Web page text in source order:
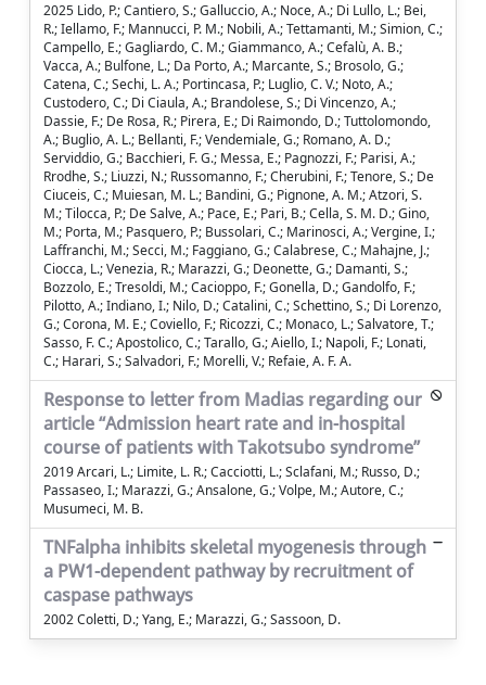
2025 Lido, P.; Cantiero, S.; Galluccio, A.; Noce, A.; Di Lullo, L.; Bei,
R.; Iellamo, F.; Mannucci, P. M.; Nobili, A.; Tettamanti, M.; Simion, C.;
Campello, E.; Gagliardo, C. M.; Giammanco, A.; Cefalù, A. B.;
Vacca, A.; Bulfone, L.; Da Porto, A.; Marcante, S.; Brosolo, G.;
Catena, C.; Sechi, L. A.; Portincasa, P.; Luglio, C. V.; Noto, A.;
Custodero, C.; Di Ciaula, A.; Brandolese, S.; Di Vincenzo, A.;
Dassie, F.; De Rosa, R.; Pirera, E.; Di Raimondo, D.; Tuttolomondo,
A.; Buglio, A. L.; Bellanti, F.; Vendemiale, G.; Romano, A. D.;
Serviddio, G.; Bacchieri, F. G.; Messa, E.; Pagnozzi, F.; Parisi, A.;
Rrodhe, S.; Liuzzi, N.; Russomanno, F.; Cherubini, F.; Tenore, S.; De
Ciuceis, C.; Muiesan, M. L.; Bandini, G.; Pignone, A. M.; Atzori, S.
M.; Tilocca, P.; De Salve, A.; Pace, E.; Pari, B.; Cella, S. M. D.; Gino,
M.; Porta, M.; Pasquero, P.; Bussolari, C.; Marinosci, A.; Vergine, I.;
Laffranchi, M.; Secci, M.; Faggiano, G.; Calabrese, C.; Mahajne, J.;
Ciocca, L.; Venezia, R.; Marazzi, G.; Deonette, G.; Damanti, S.;
Bozzolo, E.; Tresoldi, M.; Cacioppo, F.; Gonella, D.; Gandolfo, F.;
Pilotto, A.; Indiano, I.; Nilo, D.; Catalini, C.; Schettino, S.; Di Lorenzo,
G.; Corona, M. E.; Coviello, F.; Ricozzi, C.; Monaco, L.; Salvatore, T.;
Sasso, F. C.; Apostolico, C.; Tarallo, G.; Aiello, I.; Napoli, F.; Lonati,
C.; Harari, S.; Salvadori, F.; Morelli, V.; Refaie, A. F. A.
Response to letter from Madias regarding our
article “Admission heart rate and in-hospital
course of patients with Takotsubo syndrome”
2019 Arcari, L.; Limite, L. R.; Cacciotti, L.; Sclafani, M.; Russo, D.;
Passaseo, I.; Marazzi, G.; Ansalone, G.; Volpe, M.; Autore, C.;
Musumeci, M. B.
TNFalpha inhibits skeletal myogenesis through
a PW1-dependent pathway by recruitment of
caspase pathways
2002 Coletti, D.; Yang, E.; Marazzi, G.; Sassoon, D.